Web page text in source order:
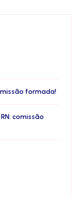
formada!
comissão